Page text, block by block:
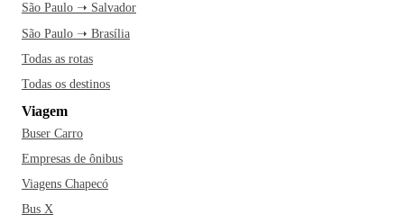
São Paulo ➝ Salvador
São Paulo ➝ Brasília
Todas as rotas
Todas os destinos
Viagem
Buser Carro
Empresas de ônibus
Viagens Chapecó
Bus X